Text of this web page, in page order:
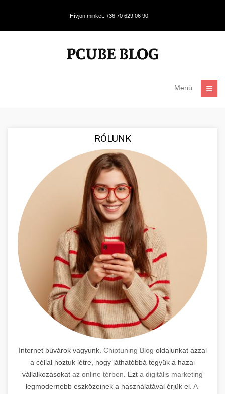
Hívjon minket: +36 70 629 06 90
Menü
RÓLUNK
Internet búvárok vagyunk. Chiptuning Blog oldalunkat azzal
a céllal hoztuk létre, hogy láthatóbbá tegyük a hazai
vállalkozásokat az online térben . Ezt a digitális marketing
legmodernebb eszközeinek a használatával érjük el. A